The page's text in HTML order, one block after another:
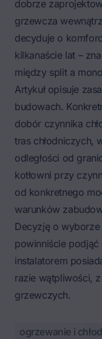
dobrze
grzewcza
decyduje o
kilkanaście lat –
między split a
Artykuł opisuje
budowach.
dobór czynnika
tras chłodniczych,
odległości od
kotłowni przy
od konkretnego
warunków
Decyzję o wyborze
powinniście
instalatorem
razie wątpliwości,
grzewczych.
ogrzewanie i